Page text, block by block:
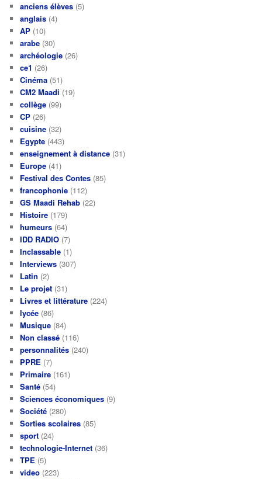
anciens élèves (5)
anglais (4)
AP (10)
arabe (30)
archéologie (26)
ce1 (26)
Cinéma (51)
CM2 Maadi (19)
collège (99)
CP (26)
cuisine (32)
Egypte (443)
enseignement à distance (31)
Europe (41)
Festival des Contes (85)
francophonie (112)
GS Maadi Rehab (22)
Histoire (179)
humeurs (64)
IDD RADIO (7)
Inclassable (1)
Interviews (307)
Latin (2)
Le projet (31)
Livres et littérature (224)
lycée (86)
Musique (84)
Non classé (116)
personnalités (240)
PPRE (7)
Primaire (161)
Santé (54)
Sciences économiques (9)
Société (280)
Sorties scolaires (85)
sport (24)
technologie-Internet (36)
TPE (5)
video (223)